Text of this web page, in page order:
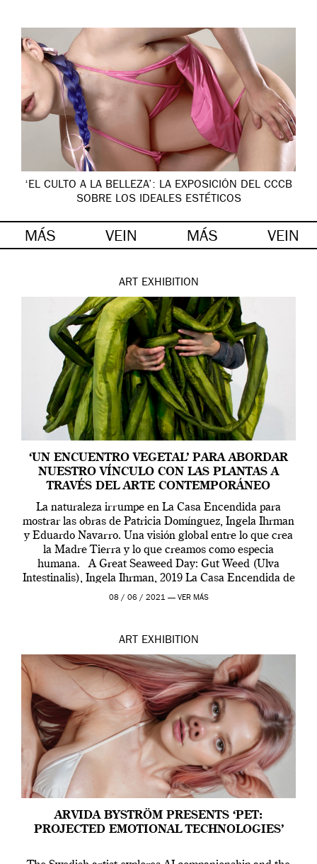
‘EL CULTO A LA BELLEZA’: LA EXPOSICIÓN DEL CCCB
SOBRE LOS IDEALES ESTÉTICOS
MÁS VEIN MÁS VEIN
ART EXHIBITION
‘UN ENCUENTRO VEGETAL’ PARA ABORDAR
NUESTRO VÍNCULO CON LAS PLANTAS A
TRAVÉS DEL ARTE CONTEMPORÁNEO
La naturaleza irrumpe en La Casa Encendida para
mostrar las obras de Patricia Domínguez, Ingela Ihrman
y Eduardo Navarro. Una visión global entre lo que crea
la Madre Tierra y lo que creamos como especia
humana. A Great Seaweed Day: Gut Weed (Ulva
Intestinalis), Ingela Ihrman, 2019 La Casa Encendida de
Madrid y la Wellcome […]
08 / 06 / 2021 — VER MÁS
ART EXHIBITION
ARVIDA BYSTRÖM PRESENTS ‘PET:
PROJECTED EMOTIONAL TECHNOLOGIES’